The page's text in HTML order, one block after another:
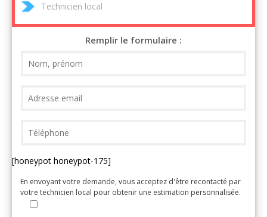
Technicien local
Remplir le formulaire :
[honeypot honeypot-175]
En envoyant votre demande, vous acceptez d'être recontacté par
votre technicien local pour obtenir une estimation personnalisée.